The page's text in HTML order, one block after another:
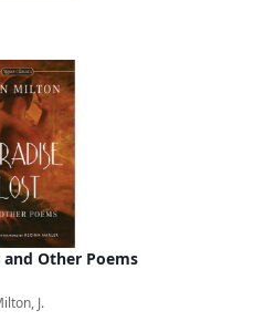
and Other Poems
J.